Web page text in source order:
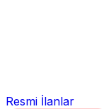
Resmi İlanlar